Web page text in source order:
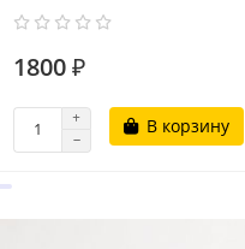
1800 ₽
В корзину